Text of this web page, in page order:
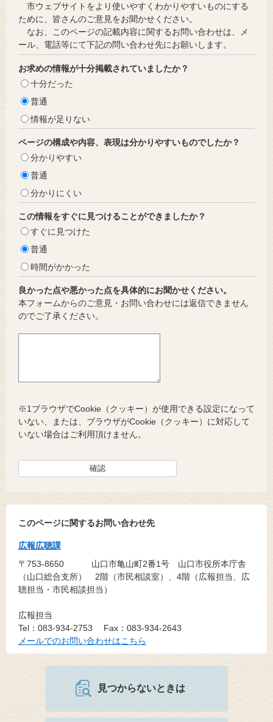
市ウェブサイトをより使いやすくわかりやすいものにする
ために、皆さんのご意見をお聞かせください。
なお、このページの記載内容に関するお問い合わせは、メ
ール、電話等にて下記の問い合わせ先にお願いします。
お求めの情報が十分掲載されていましたか？
十分だった
普通
情報が足りない
ページの構成や内容、表現は分かりやすいものでしたか？
分かりやすい
普通
分かりにくい
この情報をすぐに見つけることができましたか？
すぐに見つけた
普通
時間がかかった
良かった点や悪かった点を具体的にお聞かせください。
本フォームからのご意見・お問い合わせには返信できません
のでご了承ください。
※1ブラウザでCookie（クッキー）が使用できる設定になって
いない、または、ブラウザがCookie（クッキー）に対応して
いない場合はご利用頂けません。
このページに関するお問い合わせ先
広報広聴課
〒753-8650
山口市亀山町2番1号 山口市役所本庁舎
（山口総合支所） 2階（市民相談室）、4階（広報担当、広
聴担当・市民相談担当）
広報担当
Tel：083-934-2753
Fax：083-934-2643
メールでのお問い合わせはこちら
見つからないときは